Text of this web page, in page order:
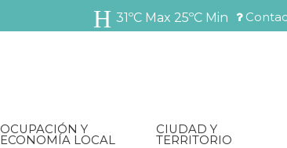
Pasar
al
Menú
31ºC Max 25ºC Min
OCUPACIÓN Y
ECONOMÍA LOCAL
CIUDAD Y
TERRITORIO